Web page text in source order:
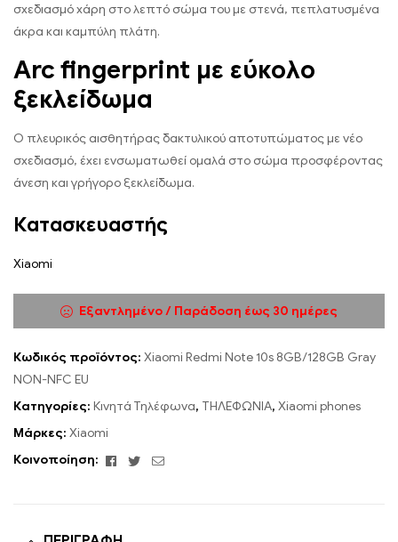
σχεδιασμό χάρη στο λεπτό σώμα του με στενά, πεπλατυσμένα
άκρα και καμπύλη πλάτη.
Arc fingerprint με εύκολο
ξεκλείδωμα
Ο πλευρικός αισθητήρας δακτυλικού αποτυπώματος με νέο
σχεδιασμό, έχει ενσωματωθεί ομαλά στο σώμα προσφέροντας
άνεση και γρήγορο ξεκλείδωμα.
Κατασκευαστής
Xiaomi
Εξαντλημένο / Παράδοση έως 30 ημέρες
Κωδικός προϊόντος: Xiaomi Redmi Note 10s 8GB/128GB Gray
NON-NFC EU
Κατηγορίες: Κινητά Τηλέφωνα, ΤΗΛΕΦΩΝΙΑ, Xiaomi phones
Μάρκες: Xiaomi
Κοινοποίηση:
Facebook
TwitterEmail